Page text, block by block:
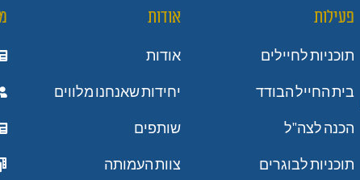
פעילות
תוכניות לחיילים
בית החייל הבודד
הכנה לצה"ל
תוכניות לבוגרים
אודות
אודות
יחידות שאנחנו מלווים
שותפים
צוות העמותה